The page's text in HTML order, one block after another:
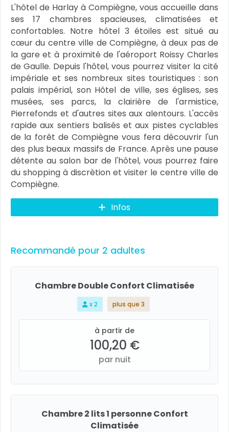
L'hôtel de Harlay à Compiègne, vous accueille dans
ses 17 chambres spacieuses, climatisées et
confortables. Notre hôtel 3 étoiles est situé au
cœur du centre ville de Compiègne, à deux pas de
la gare et à proximité de l'aéroport Roissy Charles
de Gaulle. Depuis l'hôtel, vous pourrez visiter la cité
impériale et ses nombreux sites touristiques : son
palais impérial, son Hôtel de ville, ses églises, ses
musées, ses parcs, la clairière de l'armistice,
Pierrefonds et d'autres sites aux alentours. L'accès
rapide aux sentiers balisés et aux pistes cyclables
de la forêt de Compiègne vous fera découvrir l'un
des plus beaux massifs de France. Après une pause
détente au salon bar de l'hôtel, vous pourrez faire
du shopping à discrètion et visiter le centre ville de
Compiègne.
Infos
Recommandé pour 2 adultes
Chambre Double Confort Climatisée
x 2 plus que 3
à partir de
100,20 €
par nuit
Chambre 2 lits 1 personne Confort
Climatisée